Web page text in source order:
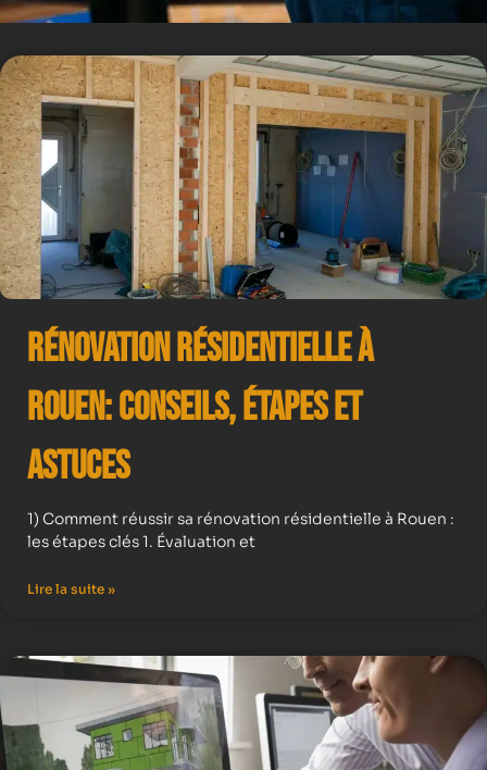
Rénovation résidentielle à
Rouen: Conseils, Étapes et
Astuces
1) Comment réussir sa rénovation résidentielle à Rouen :
les étapes clés 1. Évaluation et
Lire la suite »